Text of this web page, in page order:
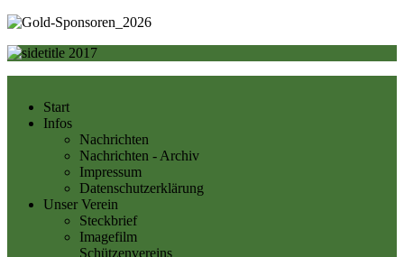
Start
Infos
Nachrichten
Nachrichten - Archiv
Impressum
Datenschutzerklärung
Unser Verein
Steckbrief
Imagefilm
Schützenvereins